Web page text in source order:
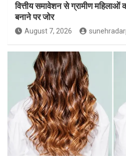
वित्तीय समावेशन से ग्रामीण
बनाने पर जोर
August 7, 2026